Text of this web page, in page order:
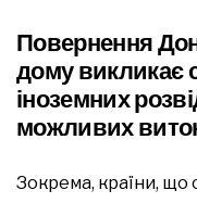
Повернення
дому викликає
іноземних
можливих
Зокрема, країни,